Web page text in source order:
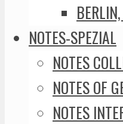
NOTES-SPEZIAL
NOTES
NOTES OF
NOTES